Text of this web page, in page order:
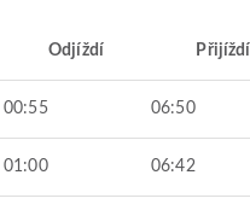
Odjíždí Přijíždí
00:55 06:50
01:00 06:42